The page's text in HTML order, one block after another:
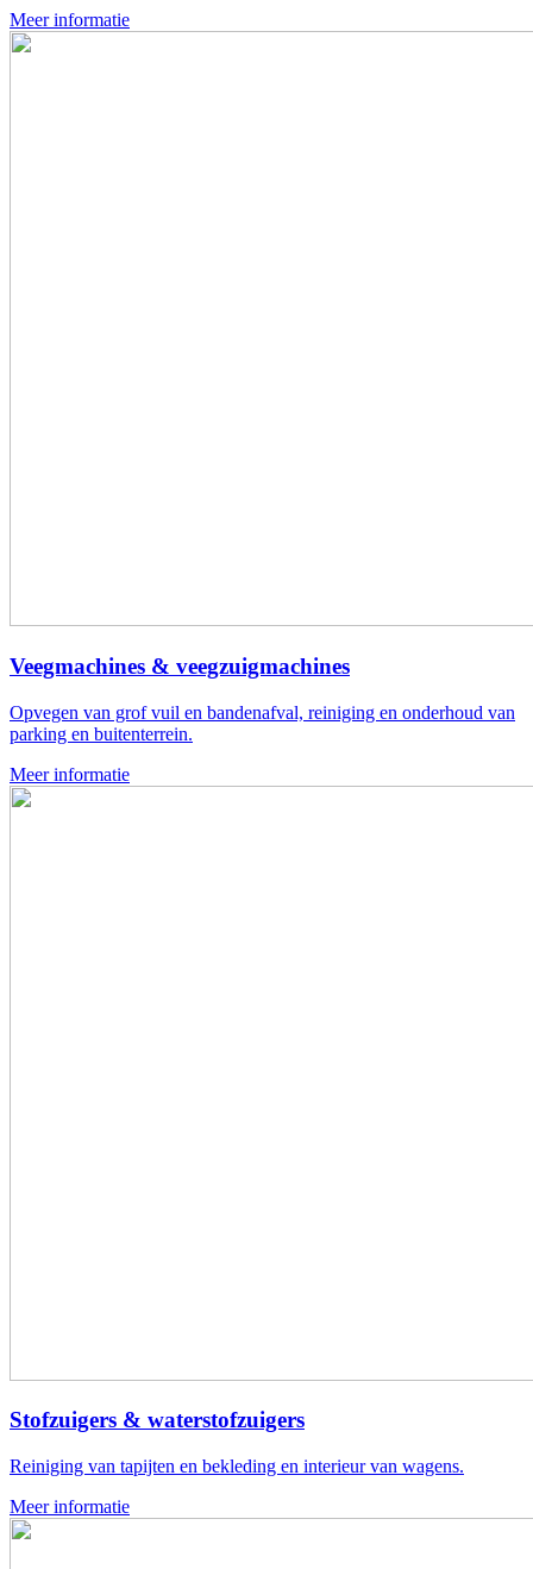
Meer informatie
Veegmachines & veegzuigmachines
Opvegen van grof vuil en bandenafval, reiniging en onderhoud van
parking en buitenterrein.
Meer informatie
Stofzuigers & waterstofzuigers
Reiniging van tapijten en bekleding en interieur van wagens.
Meer informatie